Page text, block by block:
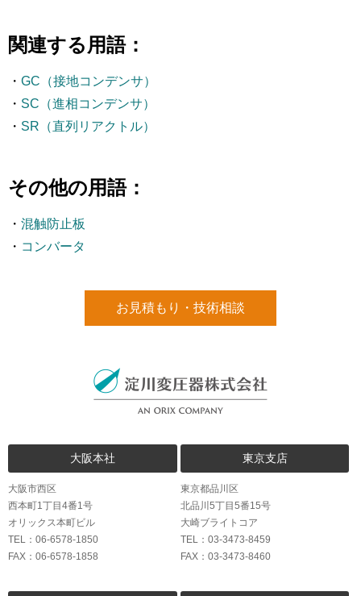
関連する用語：
・ GC（接地コンデンサ）
・ SC（進相コンデンサ）
・ SR（直列リアクトル）
その他の用語：
・ 混触防止板
・ コンバータ
お見積もり・技術相談
大阪本社
大阪市西区
西本町1丁目4番1号
オリックス本町ビル
TEL：06-6578-1850
FAX：06-6578-1858
東京支店
東京都品川区
北品川5丁目5番15号
大崎ブライトコア
TEL：03-3473-8459
FAX：03-3473-8460